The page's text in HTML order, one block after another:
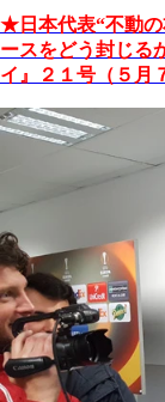
★日本代表“不動の
ースをどう封じる
イ』２１号（５月